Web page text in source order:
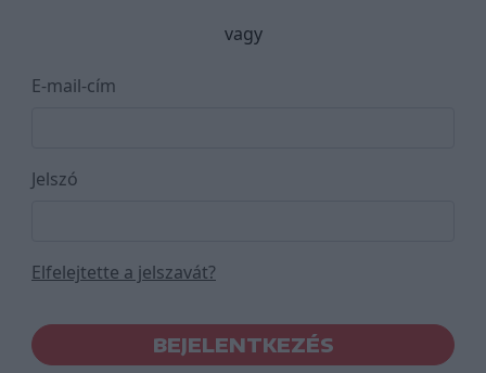
vagy
E-mail-cím
Jelszó
Elfelejtette a jelszavát?
BEJELENTKEZÉS